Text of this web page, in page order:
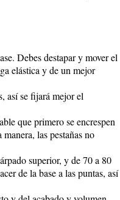
Debes destapar y mover el
elástica y de un mejor
así se fijará mejor el
que primero se encrespen
las pestañas no
superior, y de 70 a 80
de la base a las puntas, así